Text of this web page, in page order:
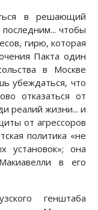
в решающий
чтобы
гирю, которая
Пакта один
в Москве
убеждаться, что
отказаться от
реалий жизни... и
от агрессоров
политика «не
установок»; она
в его
генштаба